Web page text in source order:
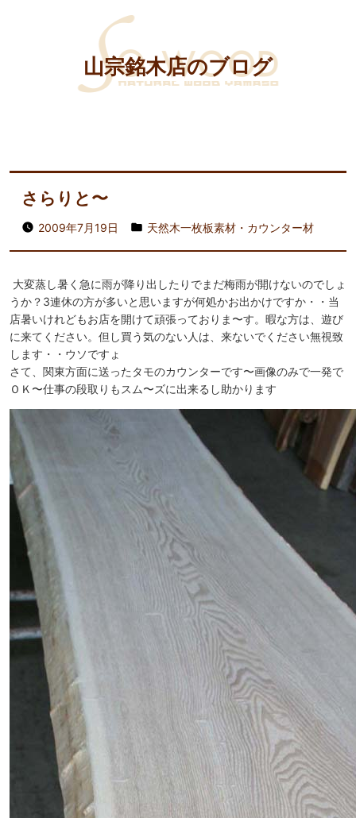
山宗銘木店のブログ
さらりと〜
2009年7月19日 天然木一枚板素材・カウンター材
大変蒸し暑く急に雨が降り出したりでまだ梅雨が開けないのでしょ
うか？3連休の方が多いと思いますが何処かお出かけですか・・当
店暑いけれどもお店を開けて頑張っておりま〜す。暇な方は、遊び
に来てください。但し買う気のない人は、来ないでください無視致
します・・ウソですょ
さて、関東方面に送ったタモのカウンターです〜画像のみで一発で
ＯＫ〜仕事の段取りもスム〜ズに出来るし助かります